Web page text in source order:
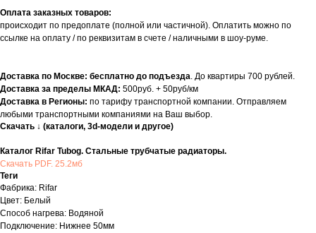
Оплата заказных товаров:
происходит по предоплате (полной или частичной). Оплатить можно по
ссылке на оплату / по реквизитам в счете / наличными в шоу-руме.
Доставка по Москве: бесплатно до подъезда. До квартиры 700 рублей.
Доставка за пределы МКАД: 500руб. + 50руб/км
Доставка в Регионы: по тарифу транспортной компании. Отправляем
любыми транспортными компаниями на Ваш выбор.
Скачать ↓ (каталоги, 3d-модели и другое)
Каталог Rifar Tubog. Стальные трубчатые радиаторы.
Скачать PDF. 25.2мб
Теги
Фабрика: Rifar
Цвет: Белый
Способ нагрева: Водяной
Подключение: Нижнее 50мм